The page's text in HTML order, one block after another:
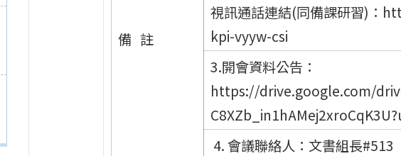
備 註
視訊通話連結(同備課研習)：
kpi-vyyw-csi
3.開會資料公告：
https://drive.google.com/
4. 會議聯絡人：文書組長#513